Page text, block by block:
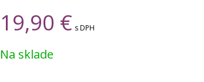
19,90 € s DPH
Na sklade